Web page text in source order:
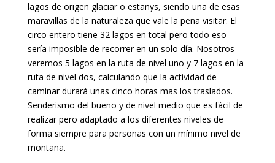
lagos de origen glaciar o estanys, siendo una de esas
maravillas de la naturaleza que vale la pena visitar. El
circo entero tiene 32 lagos en total pero todo eso
sería imposible de recorrer en un solo día. Nosotros
veremos 5 lagos en la ruta de nivel uno y 7 lagos en la
ruta de nivel dos, calculando que la actividad de
caminar durará unas cinco horas mas los traslados.
Senderismo del bueno y de nivel medio que es fácil de
realizar pero adaptado a los diferentes niveles de
forma siempre para personas con un mínimo nivel de
montaña.